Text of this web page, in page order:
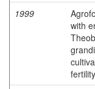
1999
with